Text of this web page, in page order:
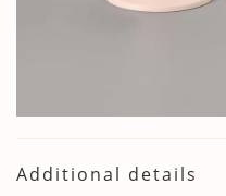
Additional details